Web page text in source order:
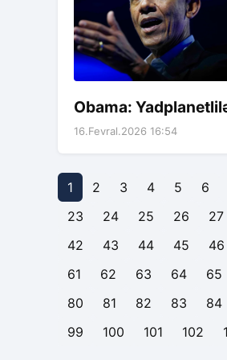
Obama:
16.Fevral.2026 16:54
1 2 3 4 5 6
23
24 25 26 27
42
43 44 45 46
61
62 63 64 65
80
81 82 83 84
99
100 101 102